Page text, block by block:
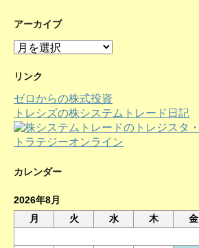
アーカイブ
ア
カ
ブ
リンク
ゼロからの株式投資
トレシズの株システムトレード日記
カレンダー
2026年8月
月
火 水 木 金